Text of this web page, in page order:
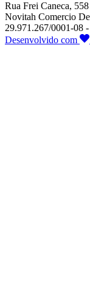
Rua Frei Caneca,
Novitah Comercio
29.971.267/0001-08
Desenvolvido com